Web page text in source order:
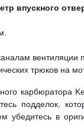
впускного
вентиляции
трюков на
карбюратора
подделок,
убедитесь в